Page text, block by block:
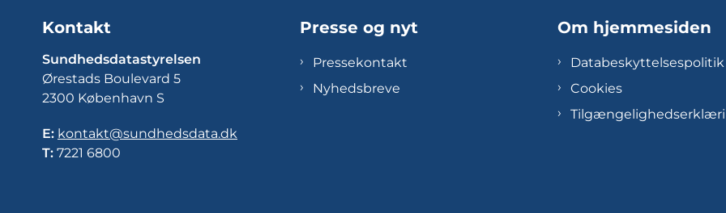
Kontakt
Sundhedsdatastyrelsen
Ørestads Boulevard 5
2300 København S
E: kontakt@sundhedsdata.dk
T: 7221 6800
Presse og nyt
Pressekontakt
Nyhedsbreve
Om hjemmesiden
Databeskyttelsespolitik
Cookies